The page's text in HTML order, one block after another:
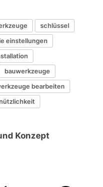
schlüssel
einstellungen
bauwerkzeuge
bearbeiten
nützlichkeit
Konzept